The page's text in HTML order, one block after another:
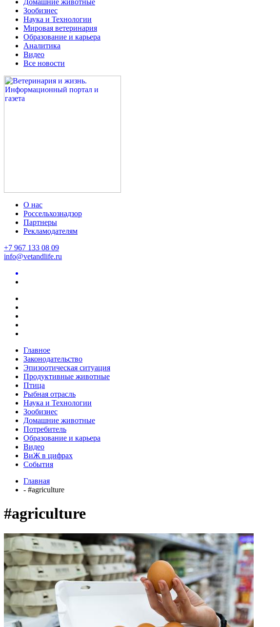
Зообизнес
Наука и Технологии
Мировая ветеринария
Образование и карьера
Аналитика
Видео
Все новости
О нас
Россельхознадзор
Партнеры
Рекламодателям
+7 967 133 08 09
info@vetandlife.ru
Главное
Законодательство
Эпизоотическая ситуация
Продуктивные животные
Птица
Рыбная отрасль
Наука и Технологии
Зообизнес
Домашние животные
Потребитель
Образование и карьера
Видео
ВиЖ в цифрах
События
Главная
- #agriculture
#agriculture